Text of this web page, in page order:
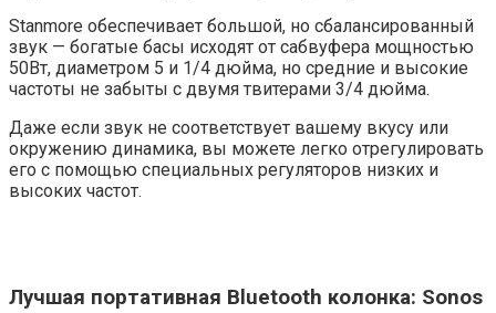
Stanmore обеспечивает большой, но сбалансированный
звук — богатые басы исходят от сабвуфера мощностью
50Вт, диаметром 5 и 1/4 дюйма, но средние и высокие
частоты не забыты с двумя твитерами 3/4 дюйма.
Даже если звук не соответствует вашему вкусу или
окружению динамика, вы можете легко отрегулировать
его с помощью специальных регуляторов низких и
высоких частот.
Лучшая портативная Bluetooth колонка: Sonos